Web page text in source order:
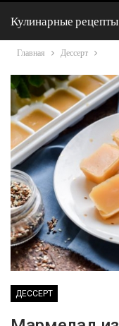
Кулинарные
Главная Дессерт
ДЕССЕРТ